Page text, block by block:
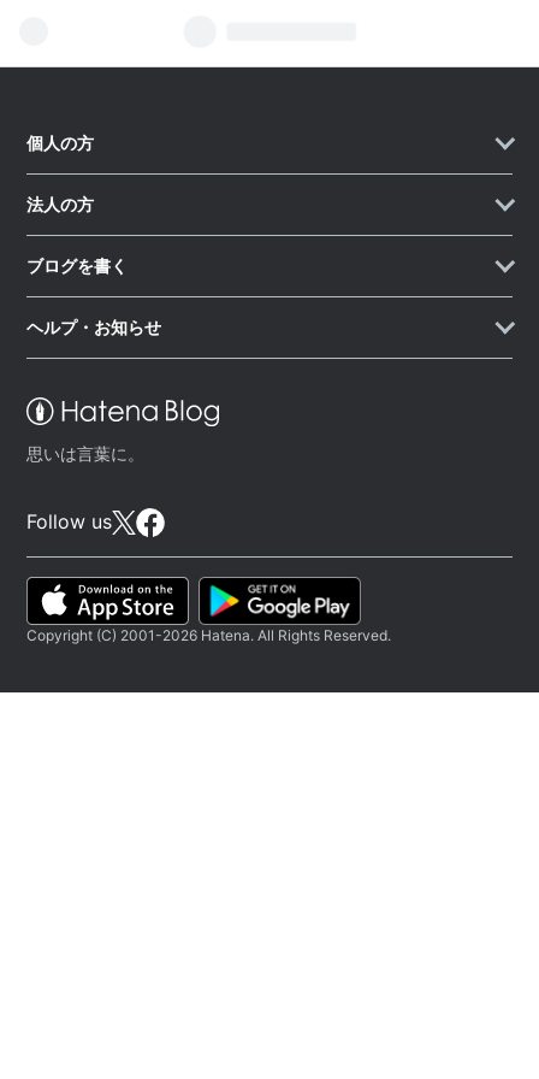
思いは言葉に。
Follow us
個人の方
法人の方
ブログを書く
ヘルプ・お知らせ
Copyright (C) 2001-2026 Hatena. All Rights Reserved.